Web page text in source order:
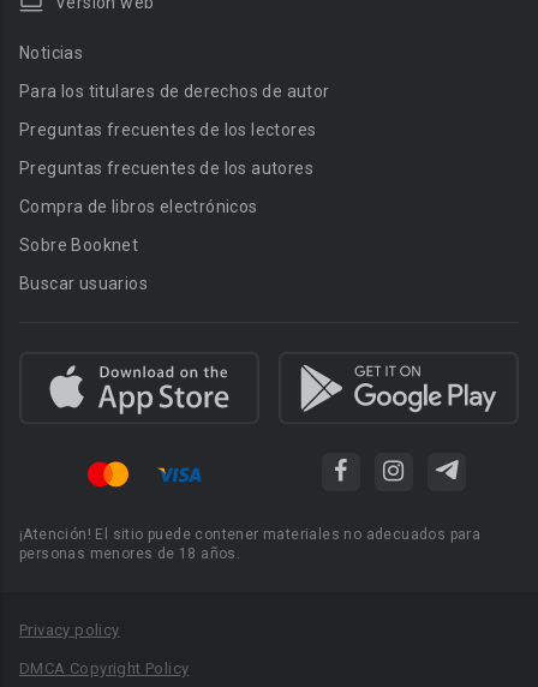
Noticias
Para los titulares de derechos de autor
Preguntas frecuentes de los lectores
Preguntas frecuentes de los autores
Compra de libros electrónicos
Sobre Booknet
Buscar usuarios
¡Atención! El sitio puede contener materiales no adecuados para
personas menores de 18 años.
Privacy policy
DMCA Copyright Policy